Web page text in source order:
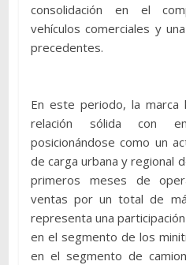
consolidación en el
vehículos comerciales y
precedentes.
En este periodo, la marca
relación sólida con
posicionándose como un
de carga urbana y regional
primeros meses de
ventas por un total de
representa una
en el segmento de los
en el segmento de